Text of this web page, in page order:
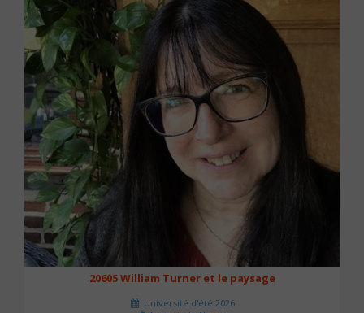
20605 William Turner et le paysage
Université d'été 2026